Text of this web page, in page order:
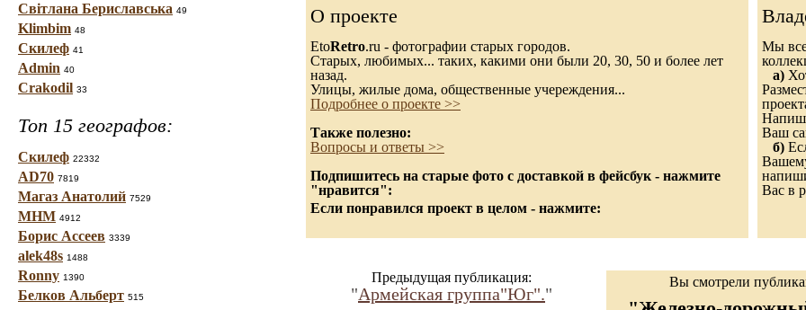
Світлана Бериславська 49
Klimbim 48
Скилеф 41
Admin 40
Crakodil 33
Топ 15 географов:
Скилеф 22332
AD70 7819
Магаз Анатолий 7529
МНМ 4912
Борис Ассеев 3339
alek48s 1488
Ronny 1390
Белков Альберт 515
О проекте
EtoRetro.ru - фотографии старых городов.
Старых, любимых... таких, какими они были 20, 30, 50 и более лет
назад.
Улицы, жилые дома, общественные учереждения...
Подробнее о проекте >>
Также полезно:
Вопросы и ответы >>
Подпишитесь на старые фото с доставкой в фейсбук - нажмите
"нравится":
Если понравился проект в целом - нажмите:
Мы
а)
Ваш
б)
Вас в
Предыдущая публикация:
"Армейская группа"Юг"."
Вы смотрели